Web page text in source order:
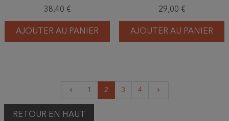
38,40 €
AJOUTER AU PANIER
29,00 €
AJOUTER AU PANIER
keyboard_arrow_left Précédent
1 2 3 4 keyboard_arrow_right
RETOUR EN HAUT